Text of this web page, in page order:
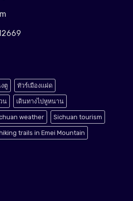
งตู ทัวร์เมืองแฝด
น เดินทางไปหูหนาน
weather Sichuan tourism
trails in Emei Mountain